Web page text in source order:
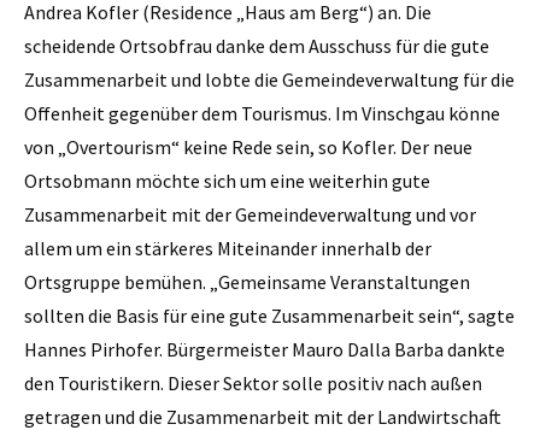
Andrea Kofler (Residence „Haus am Berg“) an. Die
scheidende Ortsobfrau danke dem Ausschuss für die gute
Zusammenarbeit und lobte die Gemeindeverwaltung für die
Offenheit gegenüber dem Tourismus. Im Vinschgau könne
von „Overtourism“ keine Rede sein, so Kofler. Der neue
Ortsobmann möchte sich um eine weiterhin gute
Zusammenarbeit mit der Gemeindeverwaltung und vor
allem um ein stärkeres Miteinander innerhalb der
Ortsgruppe bemühen. „Gemeinsame Veranstaltungen
sollten die Basis für eine gute Zusammenarbeit sein“, sagte
Hannes Pirhofer. Bürgermeister Mauro Dalla Barba dankte
den Touristikern. Dieser Sektor solle positiv nach außen
getragen und die Zusammenarbeit mit der Landwirtschaft